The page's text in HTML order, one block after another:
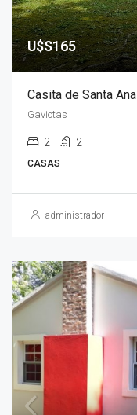
U$S165
Casita de Santa Ana
Gaviotas
2 2
CASAS
administrador